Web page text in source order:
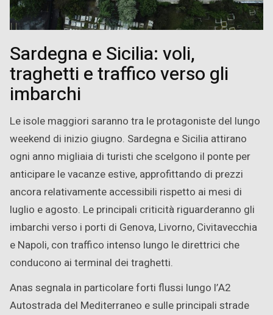
Sardegna e Sicilia: voli,
traghetti e traffico verso gli
imbarchi
Le isole maggiori saranno tra le protagoniste del lungo
weekend di inizio giugno. Sardegna e Sicilia attirano
ogni anno migliaia di turisti che scelgono il ponte per
anticipare le vacanze estive, approfittando di prezzi
ancora relativamente accessibili rispetto ai mesi di
luglio e agosto. Le principali criticità riguarderanno gli
imbarchi verso i porti di Genova, Livorno, Civitavecchia
e Napoli, con traffico intenso lungo le direttrici che
conducono ai terminal dei traghetti.
Anas segnala in particolare forti flussi lungo l’A2
Autostrada del Mediterraneo e sulle principali strade